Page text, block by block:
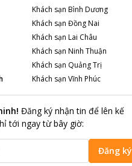
Khách sạn Bình Dương
Khách sạn Đồng Nai
Khách sạn Lai Châu
Khách sạn Ninh Thuận
Khách sạn Quảng Trị
Khách sạn Vĩnh Phúc
! Đăng ký nhận tin để lên kế
tới ngay từ bây giờ:
Đăng ký